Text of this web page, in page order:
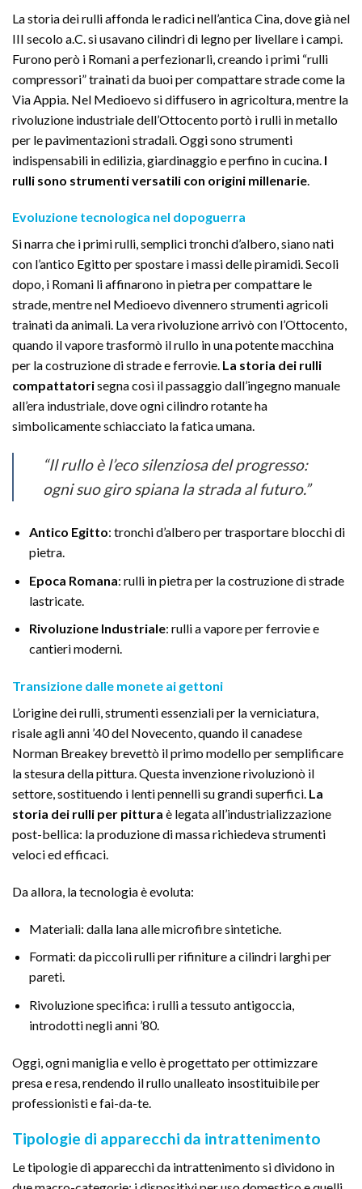
La storia dei rulli affonda le radici nell’antica Cina, dove già nel
III secolo a.C. si usavano cilindri di legno per livellare i campi.
Furono però i Romani a perfezionarli, creando i primi “rulli
compressori” trainati da buoi per compattare strade come la
Via Appia. Nel Medioevo si diffusero in agricoltura, mentre la
rivoluzione industriale dell’Ottocento portò i rulli in metallo
per le pavimentazioni stradali. Oggi sono strumenti
indispensabili in edilizia, giardinaggio e perfino in cucina. I
rulli sono strumenti versatili con origini millenarie
Evoluzione tecnologica nel dopoguerra
Si narra che i primi rulli, semplici tronchi d’albero, siano nati
con l’antico Egitto per spostare i massi delle piramidi. Secoli
dopo, i Romani li affinarono in pietra per compattare le
strade, mentre nel Medioevo divennero strumenti agricoli
trainati da animali. La vera rivoluzione arrivò con l’Ottocento,
quando il vapore trasformò il rullo in una potente macchina
per la costruzione di strade e ferrovie. La storia dei rulli
compattatorisegna così il passaggio dall’ingegno manuale
all’era industriale, dove ogni cilindro rotante ha
simbolicamente schiacciato la fatica umana.
“Il rullo è l’eco silenziosa del progresso:
ogni suo giro spiana la strada al futuro.”
Antico Egitto: tronchi d’albero per trasportare blocchi di
pietra.
Epoca Romana: rulli in pietra per la costruzione di strade
lastricate.
Rivoluzione Industriale: rulli a vapore per ferrovie e
cantieri moderni.
Transizione dalle monete ai gettoni
L’origine dei rulli, strumenti essenziali per la verniciatura,
risale agli anni ’40 del Novecento, quando il canadese
Norman Breakey brevettò il primo modello per semplificare
la stesura della pittura. Questa invenzione rivoluzionò il
settore, sostituendo i lenti pennelli su grandi superfici. La
storia dei rulli per pittura è legata all’industrializzazione
post-bellica: la produzione di massa richiedeva strumenti
veloci ed efficaci.
Da allora, la tecnologia è evoluta:
Materiali: dalla lana alle microfibre sintetiche.
Formati: da piccoli rulli per rifiniture a cilindri larghi per
pareti.
Rivoluzione specifica: i rulli a tessuto antigoccia,
introdotti negli anni ’80.
Oggi, ogni maniglia e vello è progettato per ottimizzare
presa e resa, rendendo il rullo unalleato insostituibile per
professionisti e fai-da-te.
Tipologie di apparecchi da intrattenimento
Le tipologie di apparecchi da intrattenimento si dividono in